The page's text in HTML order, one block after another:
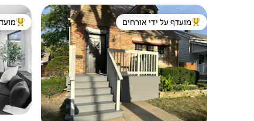
מוביל בקרב נכסים מועדפים על ידי אורחים
מועדף על ידי אורחים מוביל